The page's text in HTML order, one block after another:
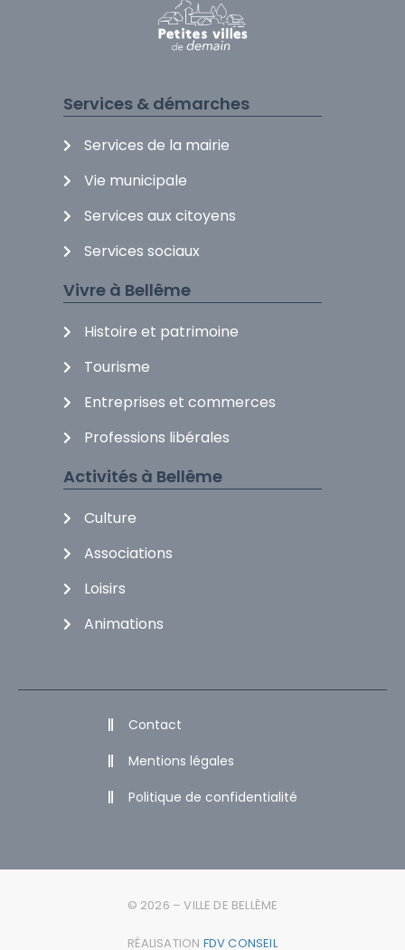
Services & démarches
Services de la mairie
Vie municipale
Services aux citoyens
Services sociaux
Vivre à Bellême
Histoire et patrimoine
Tourisme
Entreprises et commerces
Professions libérales
Activités à Bellême
Culture
Associations
Loisirs
Animations
Contact
Mentions légales
Politique de confidentialité
© 2026 – VILLE DE BELLÊME
RÉALISATION FDV CONSEIL